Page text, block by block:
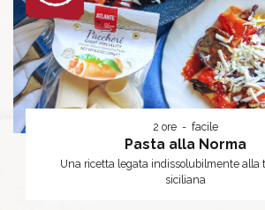
2 ore facile
Pasta alla Norma
Una ricetta legata indissolubilmente alla
siciliana